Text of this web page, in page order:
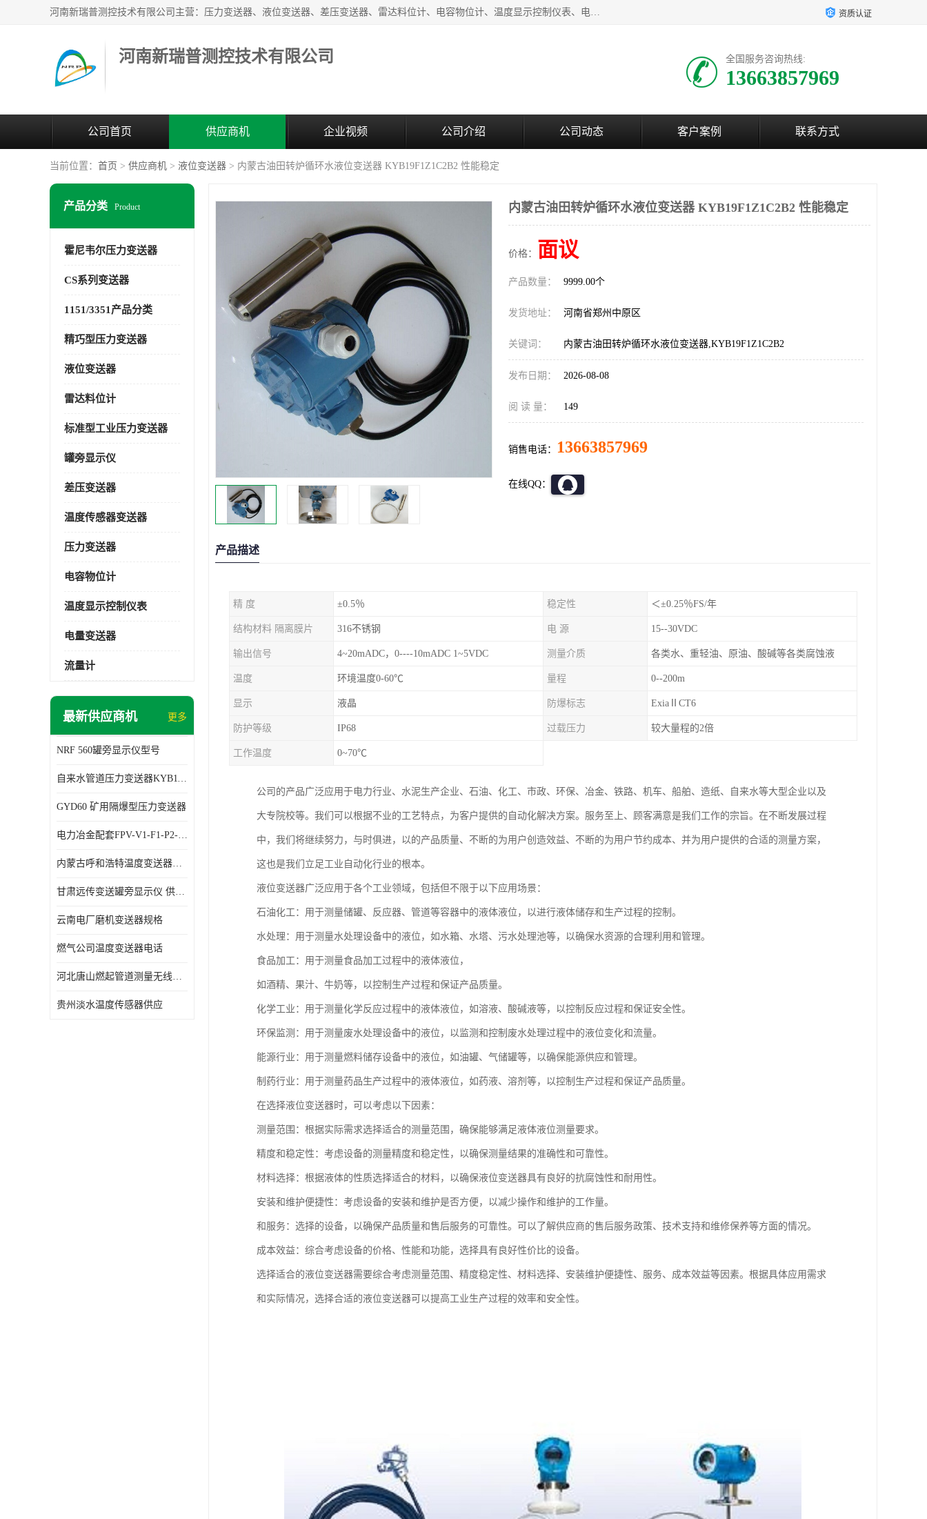
河南新瑞普测控技术有限公司主营：压力变送器、液位变送器、差压变送器、雷达料位计、电容物位计、温度显示控制仪表、电量变送器、流量计、工业自动化系统成套设备。 资质认证
河南新瑞普测控技术有限公司 全国服务咨询热线:
13663857969
公司首页 供应商机 企业视频 公司介绍 公司动态 客户案例 联系方式
当前位置： 首页 > 供应商机 > 液位变送器 > 内蒙古油田转炉循环水液位变送器 KYB19F1Z1C2B2 性能稳定
产品分类 Product
霍尼韦尔压力变送器
CS系列变送器
1151/3351产品分类
精巧型压力变送器
液位变送器
雷达料位计
标准型工业压力变送器
罐旁显示仪
差压变送器
温度传感器变送器
压力变送器
电容物位计
温度显示控制仪表
电量变送器
流量计
最新供应商机 更多
NRF 560罐旁显示仪型号
自来水管道压力变送器KYB11G03M2型号 使用方便
GYD60 矿用隔爆型压力变送器
电力冶金配套FPV-V1-F1-P2-03电压变送器
内蒙古呼和浩特温度变送器配套罐旁显示仪供应 性能稳定
甘肃远传变送罐旁显示仪 供应及时
云南电厂磨机变送器规格
燃气公司温度变送器电话
河北唐山燃起管道测量无线压力变送器型号 性能稳定
贵州淡水温度传感器供应
内蒙古油田转炉循环水液位变送器 KYB19F1Z1C2B2 性能稳定
价格： 面议
产品数量： 9999.00个
发货地址： 河南省郑州中原区
关键词： 内蒙古油田转炉循环水液位变送器,KYB19F1Z1C2B2
发布日期： 2026-08-08
阅 读 量： 149
销售电话： 13663857969
在线QQ：
产品描述
精 度 ±0.5％ 稳定性 ＜±0.25％FS/年
结构材料 隔离膜片 316不锈钢 电 源 15--30VDC
输出信号 4~20mADC，0----10mADC 1~5VDC 测量介质 各类水、重轻油、原油、酸碱等各类腐蚀液
温度 环境温度0-60℃ 量程 0--200m
显示 液晶 防爆标志 ExiaⅡCT6
防护等级 IP68 过载压力 较大量程的2倍
工作温度 0~70℃
公司的产品广泛应用于电力行业、水泥生产企业、石油、化工、市政、环保、冶金、铁路、机车、船舶、造纸、自来水等大型企业以及
大专院校等。我们可以根据不业的工艺特点，为客户提供的自动化解决方案。服务至上、顾客满意是我们工作的宗旨。在不断发展过程
中，我们将继续努力，与时俱进，以的产品质量、不断的为用户创造效益、不断的为用户节约成本、并为用户提供的合适的测量方案，
这也是我们立足工业自动化行业的根本。
液位变送器广泛应用于各个工业领域，包括但不限于以下应用场景：
石油化工：用于测量储罐、反应器、管道等容器中的液体液位，以进行液体储存和生产过程的控制。
水处理：用于测量水处理设备中的液位，如水箱、水塔、污水处理池等，以确保水资源的合理利用和管理。
食品加工：用于测量食品加工过程中的液体液位，
如酒精、果汁、牛奶等，以控制生产过程和保证产品质量。
化学工业：用于测量化学反应过程中的液体液位，如溶液、酸碱液等，以控制反应过程和保证安全性。
环保监测：用于测量废水处理设备中的液位，以监测和控制废水处理过程中的液位变化和流量。
能源行业：用于测量燃料储存设备中的液位，如油罐、气储罐等，以确保能源供应和管理。
制药行业：用于测量药品生产过程中的液体液位，如药液、溶剂等，以控制生产过程和保证产品质量。
在选择液位变送器时，可以考虑以下因素：
测量范围：根据实际需求选择适合的测量范围，确保能够满足液体液位测量要求。
精度和稳定性：考虑设备的测量精度和稳定性，以确保测量结果的准确性和可靠性。
材料选择：根据液体的性质选择适合的材料，以确保液位变送器具有良好的抗腐蚀性和耐用性。
安装和维护便捷性：考虑设备的安装和维护是否方便，以减少操作和维护的工作量。
和服务：选择的设备，以确保产品质量和售后服务的可靠性。可以了解供应商的售后服务政策、技术支持和维修保养等方面的情况。
成本效益：综合考虑设备的价格、性能和功能，选择具有良好性价比的设备。
选择适合的液位变送器需要综合考虑测量范围、精度稳定性、材料选择、安装维护便捷性、服务、成本效益等因素。根据具体应用需求
和实际情况，选择合适的液位变送器可以提高工业生产过程的效率和安全性。